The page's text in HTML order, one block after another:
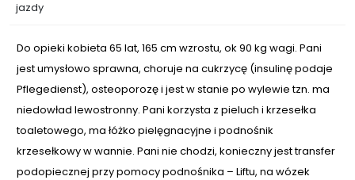
jazdy
Do opieki kobieta 65 lat, 165 cm wzrostu, ok 90 kg wagi. Pani
jest umysłowo sprawna, choruje na cukrzycę (insulinę podaje
Pflegedienst), osteoporozę i jest w stanie po wylewie tzn. ma
niedowład lewostronny. Pani korzysta z pieluch i krzesełka
toaletowego, ma łóżko pielęgnacyjne i podnośnik
krzesełkowy w wannie. Pani nie chodzi, konieczny jest transfer
podopiecznej przy pomocy podnośnika – Liftu, na wózek